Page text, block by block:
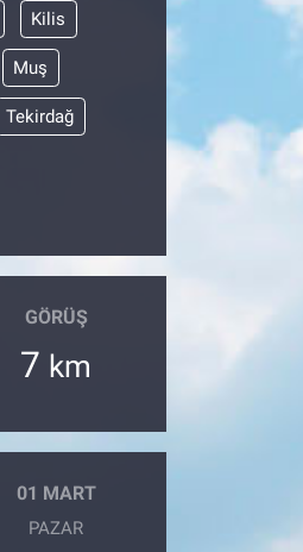
Kilis
Muş
Tekirdağ
GÖRÜŞ
7 km
01 MART
PAZAR